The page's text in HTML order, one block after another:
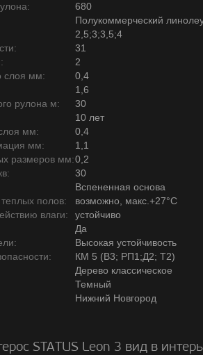
680
Полукоммерческий
2,5;3;3,5;4
31
2
слоя мм:
0,4
1,6
рулона м:
30
10 лет
мм:
0,4
мм:
1,1
размеров мм:0,2
30
Вспененная основа
полов:
возможно, макс.+27°С
влаги:
устойчиво
Да
Высокая устойчивость
КМ 5 (В3; РП1;Д2; Т2)
Дерево классическое
Темный
Нижний Новгород
STATUS Leon 3 вид в